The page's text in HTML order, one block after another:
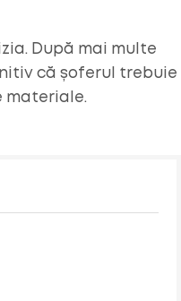
După mai multe
că șoferul trebuie
materiale.